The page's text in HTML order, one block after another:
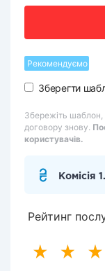
Рекомендуємо
Зберегти
Збережіть
договору знову.
користувачів.
Комісія
Рейтинг